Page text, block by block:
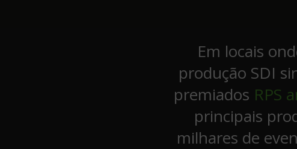
Em locais
produção SDI
premiados RPS
principais
milhares de